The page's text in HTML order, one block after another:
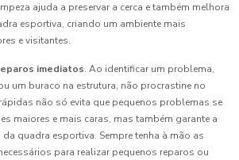
ajuda a preservar a cerca e também melhora
esportiva, criando um ambiente mais
e visitantes.
imediatos. Ao identificar um problema,
um buraco na estrutura, não procrastine no
não só evita que pequenos problemas se
maiores e mais caras, mas também garante a
quadra esportiva. Sempre tenha à mão as
para realizar pequenos reparos ou